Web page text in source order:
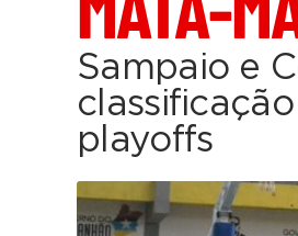
Sampaio e
playoffs